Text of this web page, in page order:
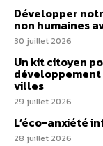
Développer
non humaines
30 juillet 2026
Un kit citoyen
villes
29 juillet 2026
L’éco-anxiété
28 juillet 2026